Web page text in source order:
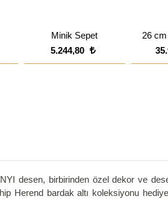
Minik Sepet
5.244,80
26
desen, birbirinden özel dekor ve
Herend bardak altı koleksiyonu